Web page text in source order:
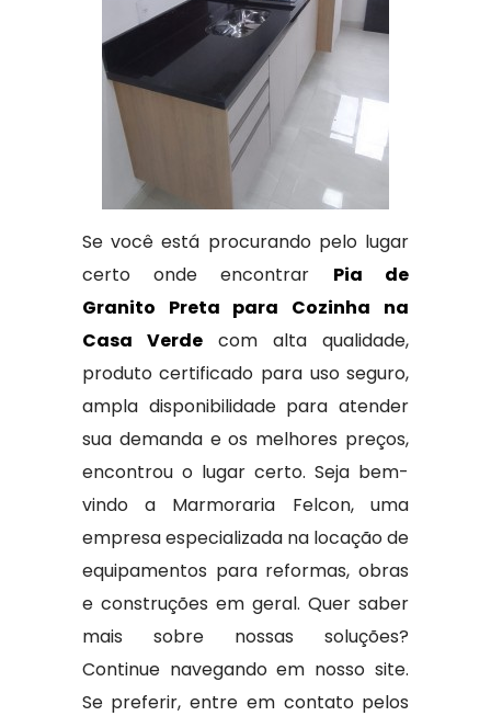
Se você está procurando pelo lugar
certo onde encontrar Pia de
Granito Preta para Cozinha na
Casa Verdecom alta qualidade,
produto certificado para uso seguro,
ampla disponibilidade para atender
sua demanda e os melhores preços,
encontrou o lugar certo. Seja bem-
vindo a Marmoraria Felcon, uma
empresa especializada na locação de
equipamentos para reformas, obras
e construções em geral. Quer saber
mais sobre nossas soluções?
Continue navegando em nosso site.
Se preferir, entre em contato pelos